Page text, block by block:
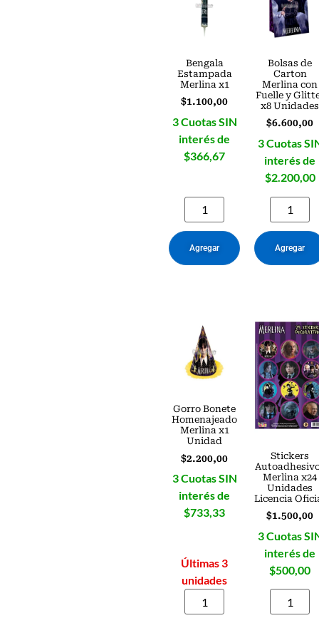
Bengala
Estampada
Merlina x1
$1.100,00
3 Cuotas SIN
interés de
$366,67
Agregar
Bolsas de
Carton
Merlina con
Fuelle y
x8 Unidades
$6.600,00
3 Cuotas
interés de
$2.200,00
Agregar
Gorro Bonete
Homenajeado
Merlina x1
Unidad
$2.200,00
3 Cuotas SIN
interés de
$733,33
Últimas 3
unidades
Stickers
Merlina x24
Unidades
Licencia
$1.500,00
3 Cuotas
interés de
$500,00